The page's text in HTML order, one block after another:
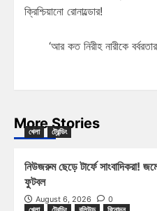
ক্রিশ্চিয়ানো রোনাল্ডোর!
‘আর কত নিরীহ নারীকে
More Stories
খেলা ট্রেন্ডিং
নিউজরুম ছেড়ে টার্ফে সাংবাদিকরা!
ফুটবল
August 6, 2026
0